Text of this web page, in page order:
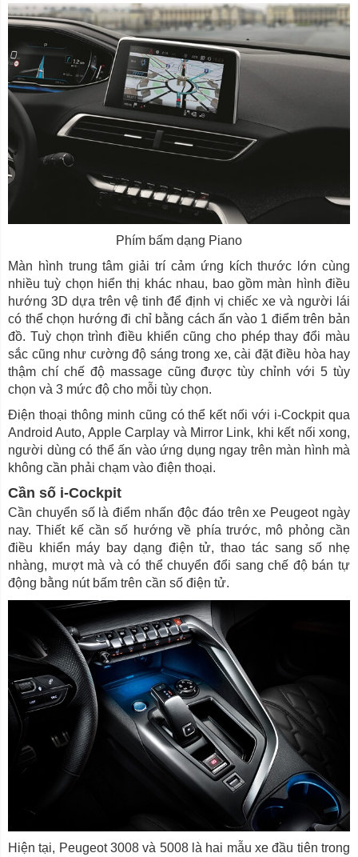
Phím bấm dạng Piano
Màn hình trung tâm giải trí cảm ứng kích thước lớn cùng
nhiều tuỳ chọn hiển thị khác nhau, bao gồm màn hình điều
hướng 3D dựa trên vệ tinh để định vị chiếc xe và người lái
có thể chọn hướng đi chỉ bằng cách ấn vào 1 điểm trên bản
đồ. Tuỳ chọn trình điều khiển cũng cho phép thay đổi màu
sắc cũng như cường độ sáng trong xe, cài đặt điều hòa hay
thậm chí chế độ massage cũng được tùy chỉnh với 5 tùy
chọn và 3 mức độ cho mỗi tùy chọn.
Điện thoại thông minh cũng có thể kết nối với i-Cockpit qua
Android Auto, Apple Carplay và Mirror Link, khi kết nối xong,
người dùng có thể ấn vào ứng dụng ngay trên màn hình mà
không cần phải chạm vào điện thoại.
Cần số i-Cockpit
Cần chuyển số là điểm nhấn độc đáo trên xe Peugeot ngày
nay. Thiết kế cần số hướng về phía trước, mô phỏng cần
điều khiển máy bay dạng điện tử, thao tác sang số nhẹ
nhàng, mượt mà và có thể chuyển đổi sang chế độ bán tự
động bằng nút bấm trên cần số điện tử.
Hiện tại, Peugeot 3008 và 5008 là hai mẫu xe đầu tiên trong